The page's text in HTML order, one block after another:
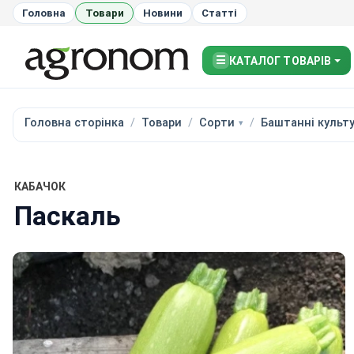
Головна Товари Новини Статті
☰ КАТАЛОГ ТОВАРІВ
Головна сторінка Товари Сорти Баштанні
КАБАЧОК
Паскаль